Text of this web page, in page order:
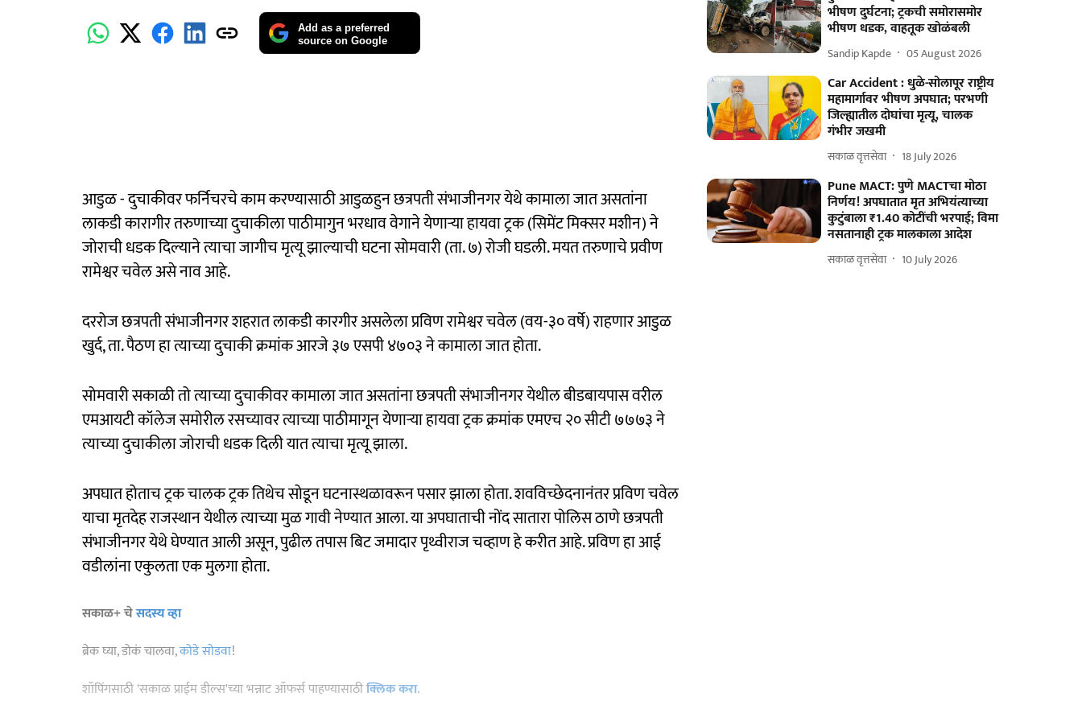
Add as a preferred
source on Google
आडुळ - दुचाकीवर फर्निचरचे काम करण्यासाठी आडुळहुन छत्रपती संभाजीनगर येथे कामाला जात असतांना
लाकडी कारागीर तरुणाच्या दुचाकीला पाठीमागुन भरधाव वेगाने येणाऱ्या हायवा ट्रक (सिमेंट मिक्सर मशीन) ने
जोराची धडक दिल्याने त्याचा जागीच मृत्यू झाल्याची घटना सोमवारी (ता. ७) रोजी घडली. मयत तरुणाचे प्रवीण
रामेश्वर चवेल असे नाव आहे.
दररोज छत्रपती संभाजीनगर शहरात लाकडी कारगीर असलेला प्रविण रामेश्वर चवेल (वय-३० वर्षे) राहणार आडुळ
खुर्द, ता. पैठण हा त्याच्या दुचाकी क्रमांक आरजे ३७ एसपी ४७०३ ने कामाला जात होता.
सोमवारी सकाळी तो त्याच्या दुचाकीवर कामाला जात असतांना छत्रपती संभाजीनगर येथील बीडबायपास वरील
एमआयटी कॉलेज समोरील रसच्यावर त्याच्या पाठीमागून येणाऱ्या हायवा ट्रक क्रमांक एमएच २० सीटी ७७७३ ने
त्याच्या दुचाकीला जोराची धडक दिली यात त्याचा मृत्यू झाला.
अपघात होताच ट्रक चालक ट्रक तिथेच सोडून घटनास्थळावरून पसार झाला होता. शवविच्छेदनानंतर प्रविण चवेल
याचा मृतदेह राजस्थान येथील त्याच्या मुळ गावी नेण्यात आला. या अपघाताची नोंद सातारा पोलिस ठाणे छत्रपती
संभाजीनगर येथे घेण्यात आली असून, पुढील तपास बिट जमादार पृथ्वीराज चव्हाण हे करीत आहे. प्रविण हा आई
वडीलांना एकुलता एक मुलगा होता.
सकाळ+ चेसदस्य व्हा
ब्रेक घ्या, डोकं चालवा,कोडे सोडवा!
शॉपिंगसाठी 'सकाळ प्राईम डील्स'च्या भन्नाट ऑफर्स पाहण्यासाठीक्लिक करा.
भीषण दुर्घटना; ट्रकची समोरासमोर
भीषण धडक, वाहतूक खोळंबली
Sandip Kapde 05 August 2026
Car Accident : धुळे-सोलापूर राष्ट्रीय
महामार्गावर भीषण अपघात; परभणी
जिल्ह्यातील दोघांचा मृत्यू, चालक
गंभीर जखमी
सकाळ वृत्तसेवा 18 July 2026
Pune MACT: पुणे MACTचा मोठा
निर्णय! अपघातात मृत अभियंत्याच्या
कुटुंबाला ₹1.40 कोटींची भरपाई; विमा
नसतानाही ट्रक मालकाला आदेश
सकाळ वृत्तसेवा 10 July 2026